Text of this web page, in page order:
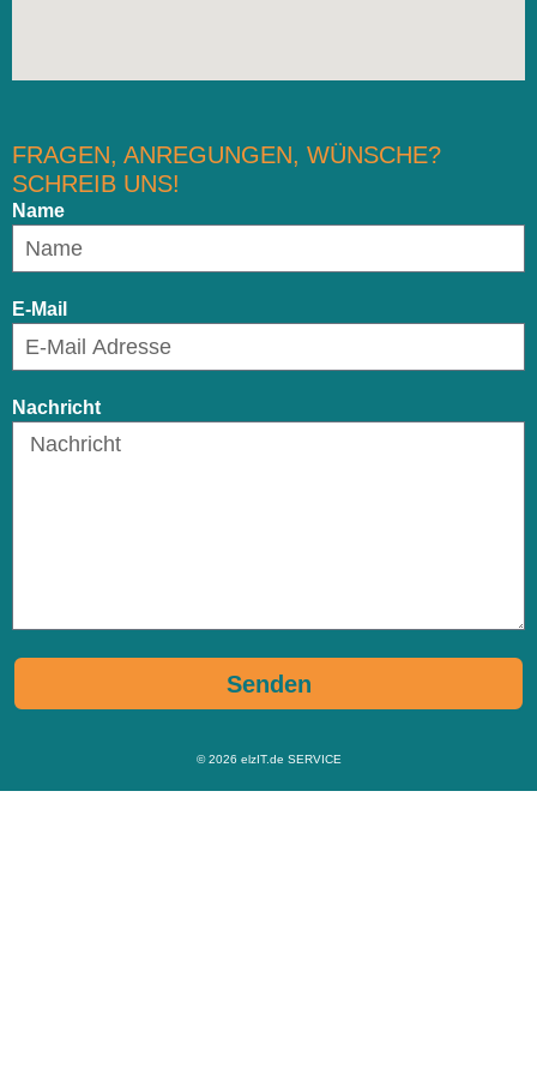
FRAGEN, ANREGUNGEN, WÜNSCHE?
SCHREIB UNS!
Name
E-Mail
Nachricht
Senden
© 2026 elzIT.de SERVICE